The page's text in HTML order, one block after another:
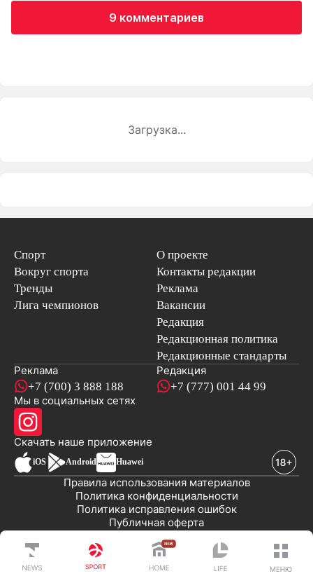
9 комментариев
Загрузка...
Спорт
Вокруг спорта
Тренды
Лига чемпионов
О проекте
Контакты редакции
Реклама
Вакансии
Редакция
Редакционная политика
Редакционные стандарты
Реклама
+7 (700) 3 888 188
Редакция
+7 (777) 001 44 99
Мы в социальных сетях
Скачать наше приложениеновостей
iOS Android Huawei
Публичная оферта
Политика исправления ошибок
Политика конфиденциальности
Правила использования материалов